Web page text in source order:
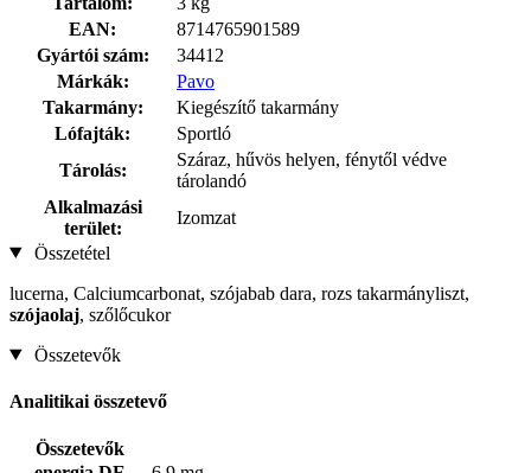
EAN:
8714765901589
Gyártói szám:
34412
Márkák:
Pavo
Takarmány:
Kiegészítő takarmány
Lófajták:
Sportló
Tárolás:
Száraz, hűvös helyen, fénytől védve
tárolandó
Alkalmazási
terület:
Izomzat
Összetétel
lucerna, Calciumcarbonat, szójabab dara, rozs takarmányliszt,
szójaolaj, szőlőcukor
Összetevők
Analitikai összetevő
Összetevők